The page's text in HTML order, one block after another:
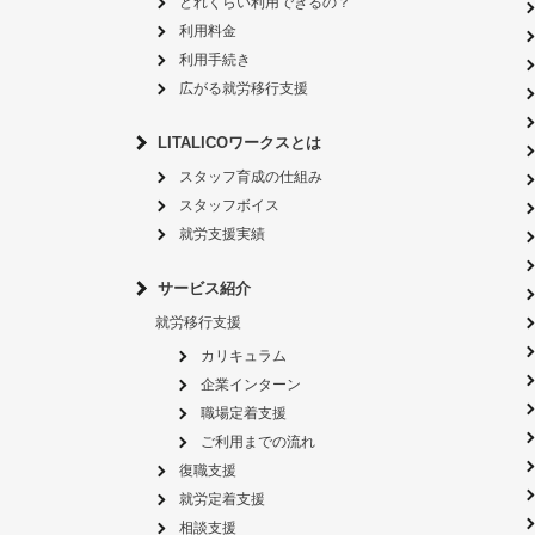
利用料金
利用手続き
広がる就労移行支援
LITALICOワークスとは
スタッフ育成の仕組み
スタッフボイス
就労支援実績
サービス紹介
就労移行支援
カリキュラム
企業インターン
職場定着支援
ご利用までの流れ
復職支援
就労定着支援
相談支援